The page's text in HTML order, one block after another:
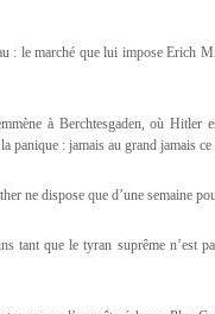
: le marché que lui impose Erich
à Berchtesgaden, où Hitler
panique : jamais au grand jamais
ne dispose que d’une semaine
tant que le tyran suprême n’est